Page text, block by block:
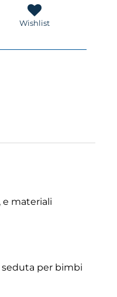
Wishlist
e materiali
per bimbi